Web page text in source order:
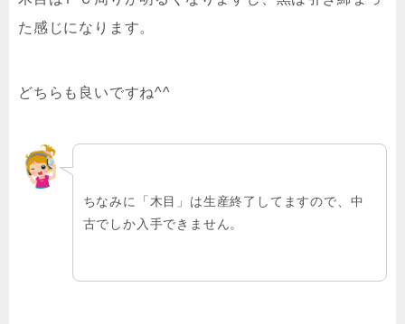
た感じになります。
どちらも良いですね^^
ちなみに「木目」は生産終了してますので、中
古でしか入手できません。